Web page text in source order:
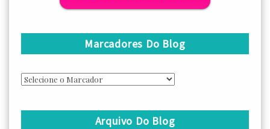
Marcadores Do Blog
Arquivo Do Blog